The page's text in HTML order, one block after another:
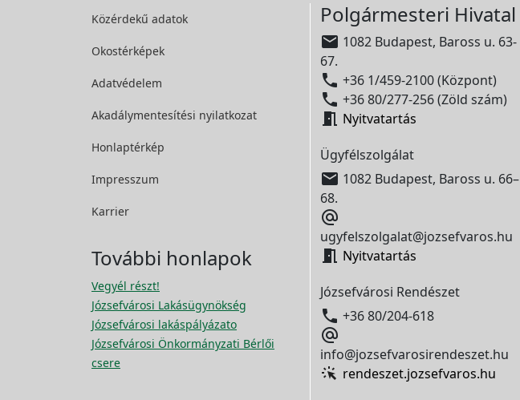
Közérdekű adatok
Okostérképek
Adatvédelem
Akadálymentesítési nyilatkozat
Honlaptérkép
Impresszum
Karrier
További honlapok
Vegyél részt!
Józsefvárosi Lakásügynökség
Józsefvárosi lakáspályázato
Józsefvárosi Önkormányzati Bérlői
csere
Polgármesteri Hivatal
 1082 Budapest, Baross u. 63-
67.
 +36 1/459-2100 (Központ)
 +36 80/277-256 (Zöld szám)
 Nyitvatartás
Ügyfélszolgálat
 1082 Budapest, Baross u. 66–
68.

ugyfelszolgalat@jozsefvaros.hu
 Nyitvatartás
Józsefvárosi Rendészet
 +36 80/204-618

info@jozsefvarosirendeszet.hu
rendeszet.jozsefvaros.hu